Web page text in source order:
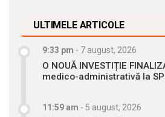
ULTIMELE ARTICOLE
9:33 pm - 7 august, 2026
O NOUĂ INVESTIȚIE
medico-administrativă la
11:59 am - 5 august, 2026